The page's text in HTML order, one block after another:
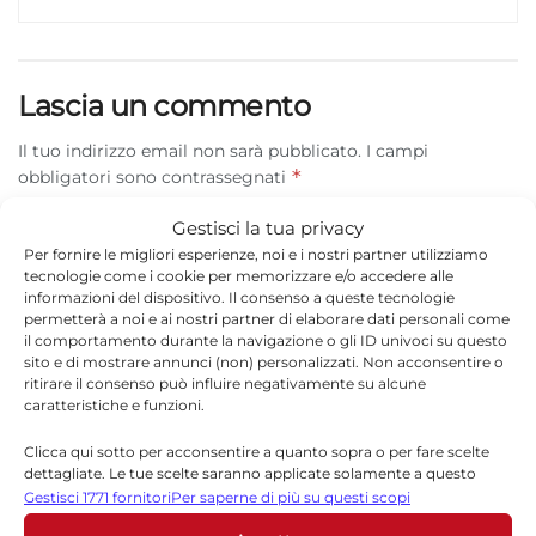
Gestisci la tua privacy
Per fornire le migliori esperienze, noi e i nostri partner utilizziamo
tecnologie come i cookie per memorizzare e/o accedere alle
informazioni del dispositivo. Il consenso a queste tecnologie
permetterà a noi e ai nostri partner di elaborare dati personali come
il comportamento durante la navigazione o gli ID univoci su questo
sito e di mostrare annunci (non) personalizzati. Non acconsentire o
ritirare il consenso può influire negativamente su alcune
caratteristiche e funzioni.
Clicca qui sotto per acconsentire a quanto sopra o per fare scelte
dettagliate. Le tue scelte saranno applicate solamente a questo
sito. È possibile modificare le impostazioni in qualsiasi momento,
compreso il ritiro del consenso, utilizzando i pulsanti della Cookie
Gestisci 1771 fornitoriPer saperne di più su questi scopi
Lascia un commento
Il tuo indirizzo email non sarà pubblicato. I campi
obbligatori sono contrassegnati *
Nome